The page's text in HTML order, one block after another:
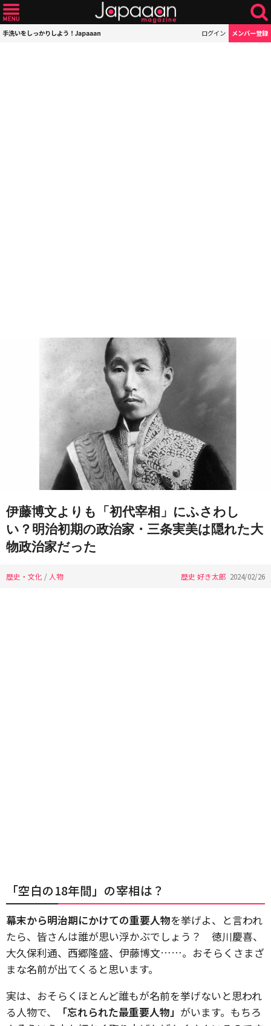
手洗いをしっかりしよう！Japaaan ログイン メンバー登録
伊藤博文よりも「初代宰相」にふさわし
い？明治初期の政治家・三条実美は隠れた大
物政治家だった
歴史・文化 / 人物 歴史 好き太郎 2024/02/26
「空白の18年間」の宰相は？
幕末から明治期にかけての重要人物を挙げよ、と言われ
たら、皆さんは誰が思い浮かぶでしょう？ 徳川慶喜、
大久保利通、西郷隆盛、伊藤博文……。おそらくさまざ
まな名前が出てくると思います。
実は、おそらくほとんど誰もが名前を挙げないと思われ
る人物で、
「忘れられた最重要人物」 がいます。もちろ